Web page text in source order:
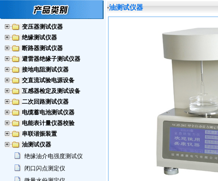
变压器测试仪器
绝缘测试仪器
断路器测试仪器
避雷器绝缘子测试仪器
接地电阻测试仪器
交直流试验电源设备
互感器检定及测试设备
二次回路测试仪器
电缆蓄电池测试仪器
电能表计量仪器校验
串联谐振装置
油测试仪器
绝缘油介电强度测试仪
闭口闪点测定仪
·油测试仪器